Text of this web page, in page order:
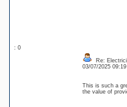
: 0
Re:
03/07/2025
This is such a
the value of